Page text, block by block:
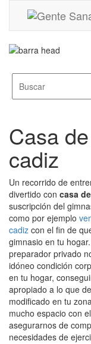
Casa
cadiz
Un recorrido de
divertido con casa
suscripción del
como por ejemplo
cadiz con el fin de
gimnasio en tu
preparador privado
idóneo condición
en tu hogar,
apropiado a lo que
modificado en tu
mucho espacio con
asegurarnos de
necesidades de